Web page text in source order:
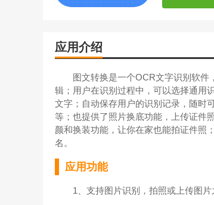
应用介绍
图文转换是一个OCR文字识别软件
辑；用户在识别过程中，可以选择通用
文字；自动保存用户的识别记录，随时
等；也提供了照片换底功能，上传证件
颜和换装功能，让你在家也能拍证件照
名。
应用功能
1、支持图片识别，拍照或上传图片